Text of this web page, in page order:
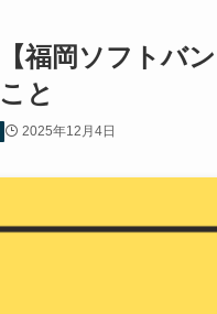
【福岡ソフトバ
こと
2025年12月4日